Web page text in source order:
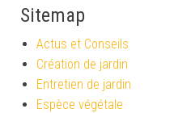
Sitemap
Actus et Conseils
Création de jardin
Entretien de jardin
Espèce végétale